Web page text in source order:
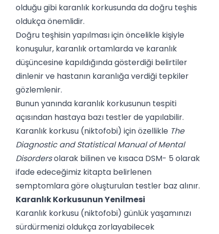
olduğu gibi karanlık korkusunda da doğru teşhis
oldukça önemlidir.
Doğru teşhisin yapılması için öncelikle kişiyle
konuşulur, karanlık ortamlarda ve karanlık
düşüncesine kapıldığında gösterdiği belirtiler
dinlenir ve hastanın karanlığa verdiği tepkiler
gözlemlenir.
Bunun yanında karanlık korkusunun tespiti
açısından hastaya bazı testler de yapılabilir.
Karanlık korkusu (niktofobi) için özellikle The
Diagnostic and Statistical Manual of Mental
Disordersolarak bilinen ve kısaca DSM- 5 olarak
ifade edeceğimiz kitapta belirlenen
semptomlara göre oluşturulan testler baz alınır.
Karanlık Korkusunun Yenilmesi
Karanlık korkusu (niktofobi) günlük yaşamınızı
sürdürmenizi oldukça zorlayabilecek